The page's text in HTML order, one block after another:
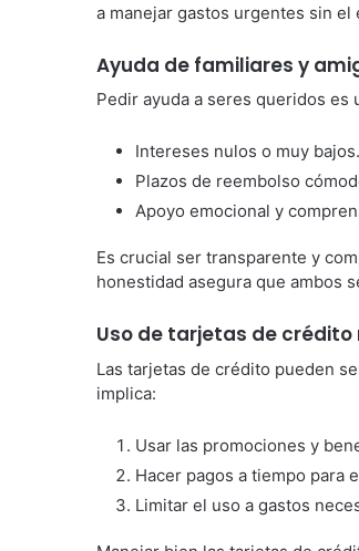
a manejar gastos urgentes sin
Ayuda de familiares y
Pedir ayuda a seres queridos es
Intereses nulos o muy bajos.
Plazos de reembolso
Apoyo emocional y
Es crucial ser transparente y
honestidad asegura que ambos
Uso de tarjetas de
Las tarjetas de crédito pueden
implica:
Usar las promociones y
Hacer pagos a tiempo para
Limitar el uso a gastos